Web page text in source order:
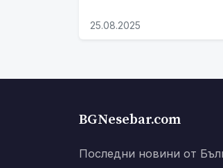
25.08.2025
BGNesebar.com
Последни новини от